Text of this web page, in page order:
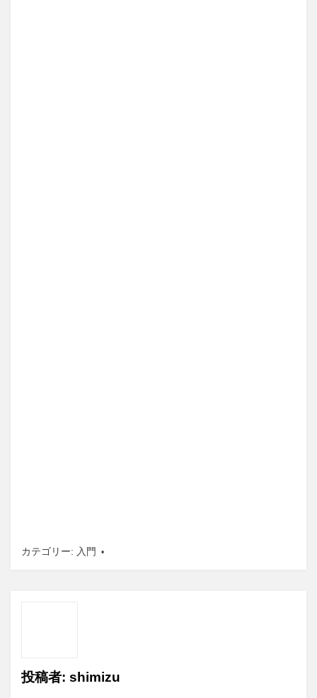
カテゴリー: 入門
投稿者: shimizu